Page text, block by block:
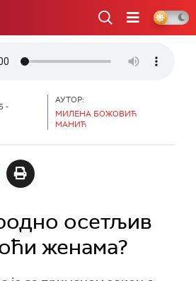
-
АУТОР:
МИЛЕНА БОЖОВИЋ
МАНИЋ
осетљив
женама?